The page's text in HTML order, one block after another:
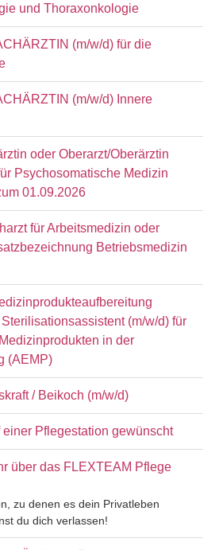
und Thoraxonkologie
(m/w/d) für die
(m/w/d) Innere
oder Oberarzt/Oberärztin
Psychosomatische Medizin
01.09.2026
für Arbeitsmedizin oder
Betriebsmedizin
(m/w/d) für
in der
(AEMP)
/ Beikoch (m/w/d)
einer Pflegestation gewünscht
über das FLEXTEAM Pflege
zu denen es dein Privatleben
du dich verlassen!